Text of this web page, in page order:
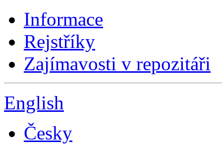
Informace
Rejstříky
Zajímavosti v repozitáři
English
Česky